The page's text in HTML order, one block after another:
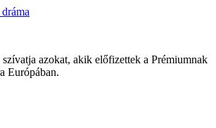
azokat, akik előfizettek a Prémiumnak
Európában.